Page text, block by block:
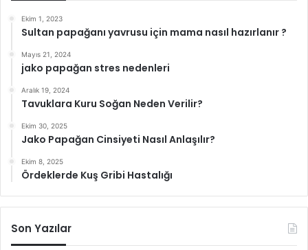
Ekim 1, 2023
Sultan papağanı yavrusu için mama nasıl hazırlanır ?
Mayıs 21, 2024
jako papağan stres nedenleri
Aralık 19, 2024
Tavuklara Kuru Soğan Neden Verilir?
Ekim 30, 2025
Jako Papağan Cinsiyeti Nasıl Anlaşılır?
Ekim 8, 2025
Ördeklerde Kuş Gribi Hastalığı
Son Yazılar